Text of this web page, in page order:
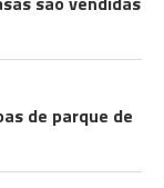
de parque de